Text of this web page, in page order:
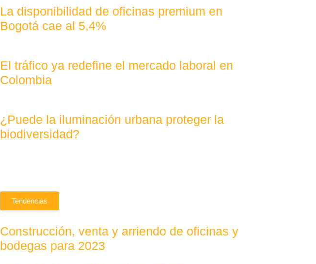
La disponibilidad de oficinas premium en
Bogotá cae al 5,4%
El tráfico ya redefine el mercado laboral en
Colombia
¿Puede la iluminación urbana proteger la
biodiversidad?
Tendencias
Construcción, venta y arriendo de oficinas y
bodegas para 2023